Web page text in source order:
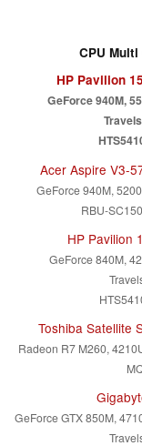
CPU
HP Pavilion
GeForce 940M,
Acer Aspire V3-
GeForce 940M,
RBU-
HP Pavilion
GeForce 840M,
Toshiba Satellite
Radeon R7 M260,
GeForce GTX 850M,